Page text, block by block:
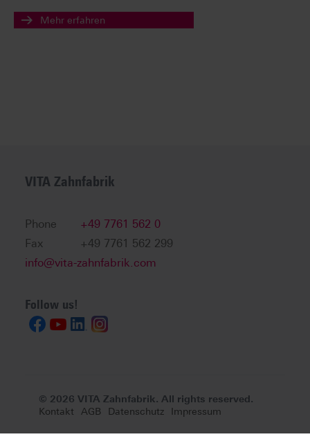
Mehr erfahren
VITA Zahnfabrik
Phone
+49 7761 562 0
Fax
+49 7761 562 299
info@vita-zahnfabrik.com
Follow us!
© 2026 VITA Zahnfabrik. All rights reserved.
Kontakt AGB Datenschutz Impressum